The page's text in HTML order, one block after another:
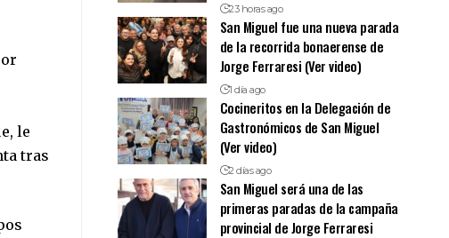
le
tras
23 horas ago
San Miguel fue una nueva parada
de la recorrida bonaerense de
Jorge Ferraresi (Ver video)
1 día ago
Cocineritos en la Delegación de
Gastronómicos de San Miguel
(Ver video)
2 días ago
San Miguel será una de las
primeras paradas de la campaña
provincial de Jorge Ferraresi